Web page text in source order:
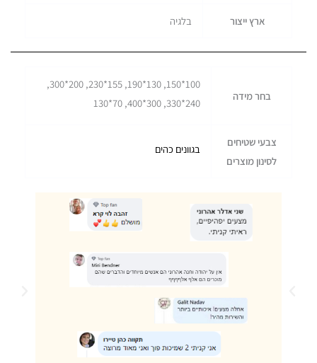
ארץ ייצור בלגיה
בחר מידה
100*150, 130*190, 155*230, 200*300,
240*330, 300*400, 70*130
צבעי שטיחים
לסינון מוצרים
בגוונים כהים